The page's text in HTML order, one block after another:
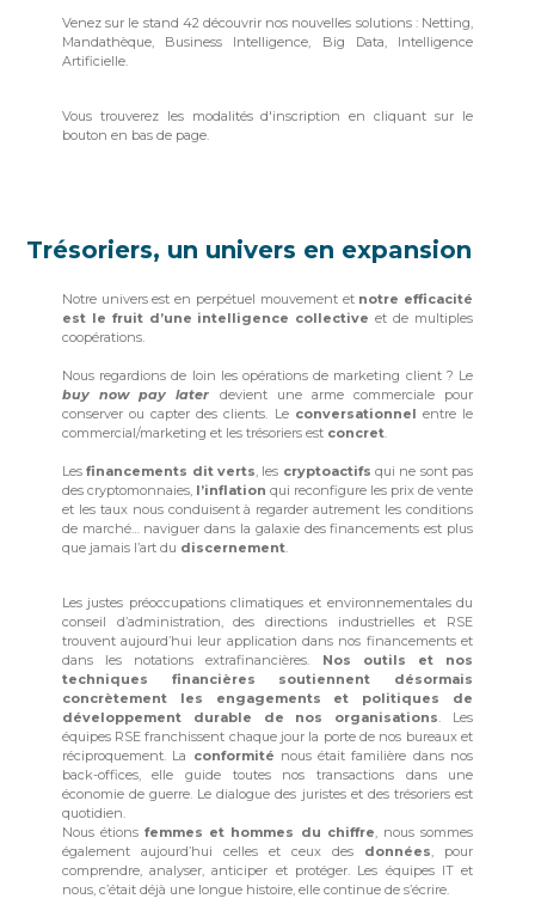
Venez sur le stand 42 découvrir nos nouvelles solutions : Netting,
Mandathèque, Business Intelligence, Big Data, Intelligence
Artificielle.
Vous trouverez les modalités d'inscription en cliquant sur le
bouton en bas de page.
Trésoriers, un univers en expansion
Notre univers est en perpétuel mouvement et notre efficacité
est le fruit d’une intelligence collective et de multiples
coopérations.
Nous regardions de loin les opérations de marketing client ? Le
buy now pay later
devient une arme commerciale pour
conserver ou capter des clients. Le conversationnel entre le
commercial/marketing et les trésoriers est concret.
Lesfinancements dit verts, les cryptoactifsqui ne sont pas
des cryptomonnaies, l’inflation qui reconfigure les prix de vente
et les taux nous conduisent à regarder autrement les conditions
de marché… naviguer dans la galaxie des financements est plus
que jamais l’art du discernement.
Les justes préoccupations climatiques et environnementales du
conseil d’administration, des directions industrielles et RSE
trouvent aujourd’hui leur application dans nos financements et
dans les notations extrafinancières.
Nos outils et nos
techniques financières soutiennent désormais
concrètement les engagements et politiques de
développement durable de nos organisations. Les
équipes RSE franchissent chaque jour la porte de nos bureaux et
réciproquement. La conformité nous était familière dans nos
back-offices, elle guide toutes nos transactions dans une
économie de guerre. Le dialogue des juristes et des trésoriers est
quotidien.
Nous étionsfemmes et hommes du chiffre, nous sommes
également aujourd’hui celles et ceux des données, pour
comprendre, analyser, anticiper et protéger. Les équipes IT et
nous, c’était déjà une longue histoire, elle continue de s’écrire.